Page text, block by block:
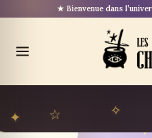
au
★ Bienvenue dans
Ouvrir
le